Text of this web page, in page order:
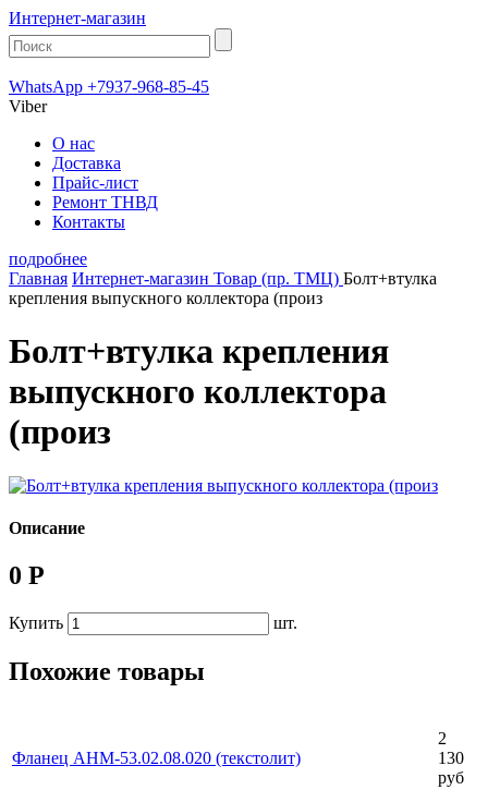
Интернет-магазин
WhatsApp +7937-968-85-45
Viber
О нас
Доставка
Прайс-лист
Ремонт ТНВД
Контакты
подробнее
Главная Интернет-магазин Товар (пр. ТМЦ) Болт+втулка
крепления выпускного коллектора (произ
Болт+втулка крепления
выпускного коллектора
(произ
Описание
0 Р
Купить шт.
Похожие товары
Фланец АНМ-53.02.08.020 (текстолит)
2
130
руб